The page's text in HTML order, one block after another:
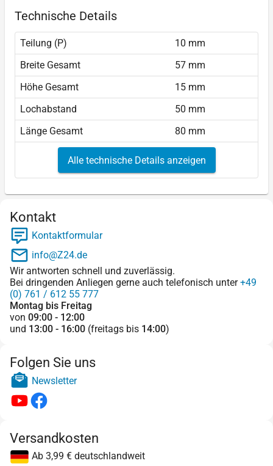
Technische Details
Teilung (P)
10 mm
Breite Gesamt
57 mm
Höhe Gesamt
15 mm
Lochabstand
50 mm
Länge Gesamt
80 mm
Alle technische Details anzeigen
Kontakt
Kontaktformular
info@Z24.de
Wir antworten schnell und zuverlässig.
Bei dringenden Anliegen gerne auch telefonisch unter+49
(0) 761 / 612 55 777
Montag bis Freitag
von 09:00 - 12:00
und 13:00 - 16:00 (freitags bis 14:00)
Folgen Sie uns
Newsletter
Versandkosten
Ab 3,99 € deutschlandweit